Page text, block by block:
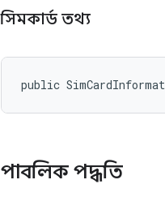
সিমকার্ড তথ্য
public
পাবলিক পদ্ধতি